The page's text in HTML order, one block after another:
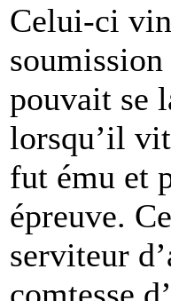
Celui-ci
pouvait se
lorsqu’il
fut ému et
épreuve.
serviteur